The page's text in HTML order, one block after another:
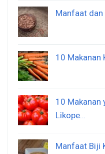
Manfaat dan
10 Makanan
10 Makanan
Likope…
Manfaat Biji